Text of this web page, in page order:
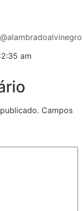
am
Campos